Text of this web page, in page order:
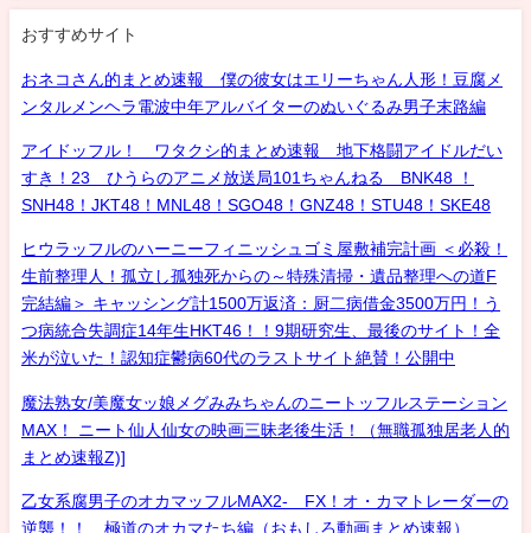
おすすめサイト
おネコさん的まとめ速報 僕の彼女はエリーちゃん人形！豆腐メ
ンタルメンヘラ電波中年アルバイターのぬいぐるみ男子末路編
アイドッフル！ ワタクシ的まとめ速報 地下格闘アイドルだい
すき！23 ひうらのアニメ放送局101ちゃんねる BNK48 ！
SNH48！JKT48！MNL48！SGO48！GNZ48！STU48！SKE48
ヒウラッフルのハーニーフィニッシュゴミ屋敷補完計画 ＜必殺！
生前整理人！孤立し孤独死からの～特殊清掃・遺品整理への道F
完結編＞ キャッシング計1500万返済：厨二病借金3500万円！う
つ病統合失調症14年生HKT46！！9期研究生、最後のサイト！全
米が泣いた！認知症鬱病60代のラストサイト絶賛！公開中
魔法熟女/美魔女ッ娘メグみみちゃんのニートッフルステーション
MAX！ ニート仙人仙女の映画三昧老後生活！（無職孤独居老人的
まとめ速報Z)]
乙女系腐男子のオカマッフルMAX2- FX！オ・カマトレーダーの
逆襲！！ 極道のオカマたち編（おもしろ動画まとめ速報）